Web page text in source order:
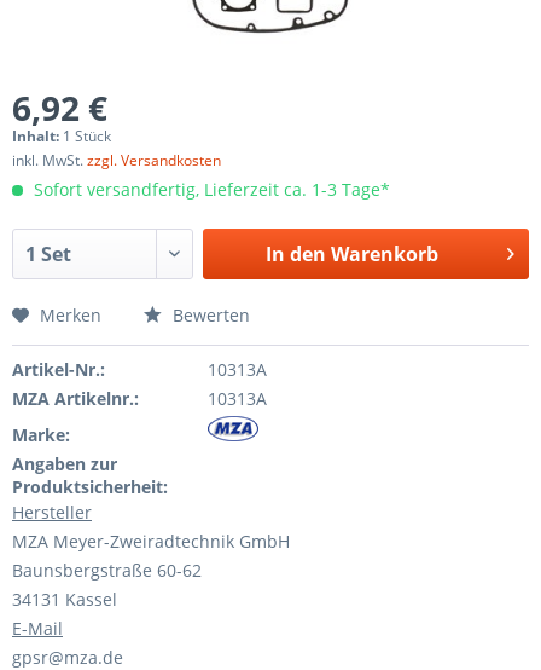
6,92 €
Inhalt: 1 Stück
inkl. MwSt.zzgl. Versandkosten
Sofort versandfertig, Lieferzeit ca. 1-3 Tage*
In den Warenkorb
Merken Bewerten
Artikel-Nr.:
10313A
MZA Artikelnr.:
10313A
Marke:
Angaben zur
Produktsicherheit:
Hersteller
MZA Meyer-Zweiradtechnik GmbH
Baunsbergstraße 60-62
34131 Kassel
E-Mail
gpsr@mza.de